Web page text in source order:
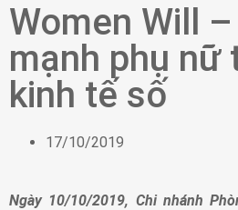
Women Will
mạnh phụ nữ
kinh tế số
17/10/2019
Ngày 10/10/2019, Chi nhánh